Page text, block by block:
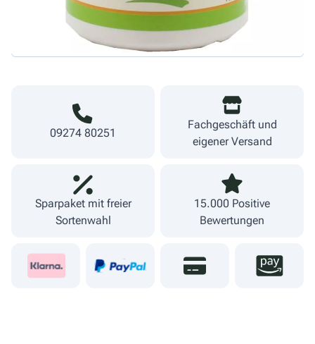
zzgl. Versand
09274 80251
Fachgeschäft und
eigener Versand
Sparpaket mit freier
Sortenwahl
15.000 Positive
Bewertungen